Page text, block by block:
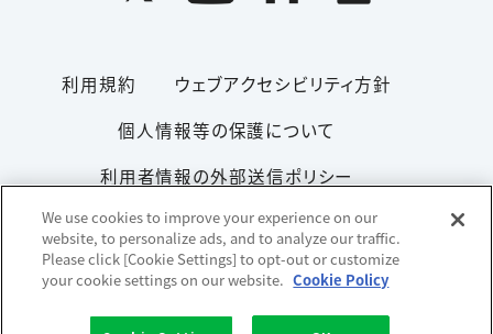
利用規約
ウェブアクセシビリティ方針
個人情報等の保護について
利用者情報の外部送信ポリシー
ソーシャルメディアポリシー
サイトマップ
Copyright© 1996-2026 Lion Corporation. All rights reserved.
We use cookies to improve your experience on our
website, to personalize ads, and to analyze our traffic.
Please click [Cookie Settings] to opt-out or customize
your cookie settings on our website. Cookie Policy